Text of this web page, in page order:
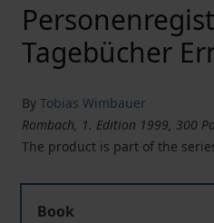
Tagebücher
By Tobias Wimbauer
Rombach, 1. Edition 1999, 300
The product is part of the
Book